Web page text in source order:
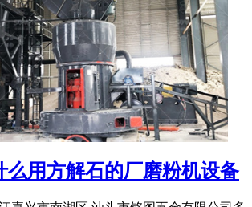
么用方解石的厂磨粉机设备